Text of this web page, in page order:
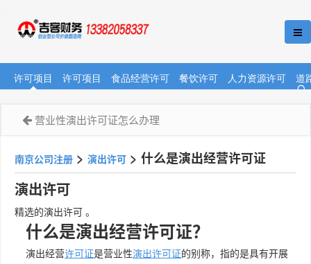
许可项目 许可项目 食品经营许可 餐饮许可 人力资源许可 道
营业性演出许可证怎么办理
南京公司注册 > 演出许可 > 什么是演出经营许可证
演出许可
精选的演出许可 。
什么是演出经营许可证？
演出经营许可证是营业性演出许可证的别称，指的是具有开展